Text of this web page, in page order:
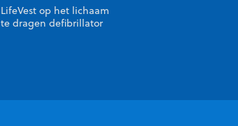
LifeVest op het lichaam
te dragen defibrillator